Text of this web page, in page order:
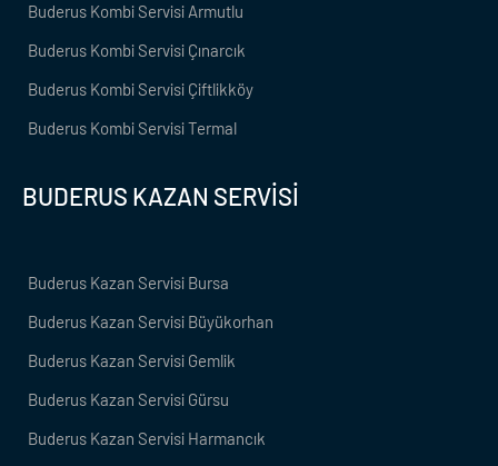
Buderus Kombi Servisi Armutlu
Buderus Kombi Servisi Çınarcık
Buderus Kombi Servisi Çiftlikköy
Buderus Kombi Servisi Termal
BUDERUS KAZAN SERVİSİ
Buderus Kazan Servisi Bursa
Buderus Kazan Servisi Büyükorhan
Buderus Kazan Servisi Gemlik
Buderus Kazan Servisi Gürsu
Buderus Kazan Servisi Harmancık